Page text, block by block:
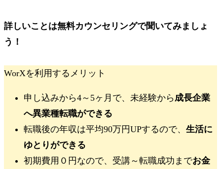
詳しいことは無料カウンセリングで聞いてみましょ
う！
WorXを利用するメリット
申し込みから4～5ヶ月で、未経験から成長企業
へ異業種転職ができる
転職後の年収は平均90万円UPするので、 生活に
ゆとりができる
初期費用０円なので、受講～転職成功までお金